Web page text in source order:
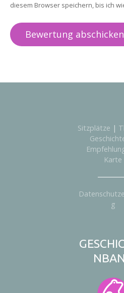
diesem Browser speichern, bis ich
Sitzplätze |
Karte
g